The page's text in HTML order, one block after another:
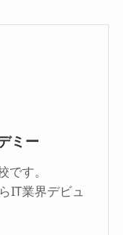
ミー
す。
IT業界デビュ